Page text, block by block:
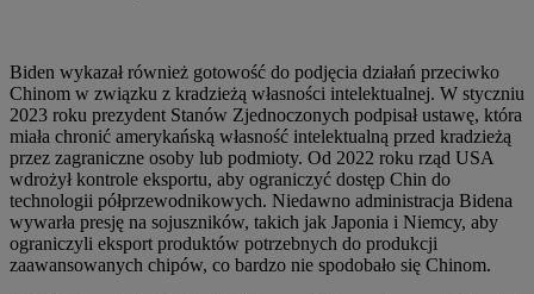
Biden wykazał również gotowość do podjęcia działań przeciwko
Chinom w związku z kradzieżą własności intelektualnej. W styczniu
2023 roku prezydent Stanów Zjednoczonych podpisał ustawę, która
miała chronić amerykańską własność intelektualną przed kradzieżą
przez zagraniczne osoby lub podmioty. Od 2022 roku rząd USA
wdrożył kontrole eksportu, aby ograniczyć dostęp Chin do
technologii półprzewodnikowych. Niedawno administracja Bidena
wywarła presję na sojuszników, takich jak Japonia i Niemcy, aby
ograniczyli eksport produktów potrzebnych do produkcji
zaawansowanych chipów, co bardzo nie spodobało się Chinom.